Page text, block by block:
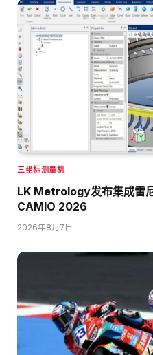
三坐标测量机
LK Metrology发布集成雷
CAMIO 2026
2026年8月7日